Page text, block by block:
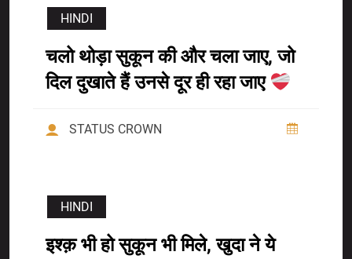
HINDI
चलो थोड़ा सुकून की और चला जाए, जो
दिल दुखाते हैं उनसे दूर ही रहा जाए
STATUS CROWN
HINDI
इश्क़ भी हो सुकून भी मिले, खुदा ने ये